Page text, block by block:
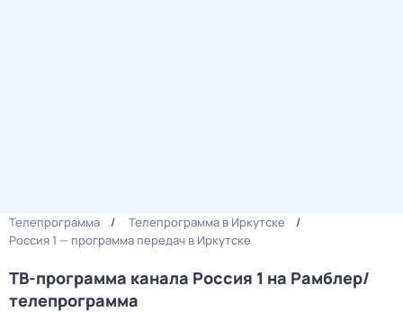
Телепрограмма
Телепрограмма в Иркутске
Россия 1 — программа передач в Иркутске
ТВ-программа канала Россия 1 на Рамблер/
телепрограмма